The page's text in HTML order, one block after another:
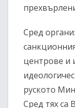
Сред
центрове и
руското
Сред тях са